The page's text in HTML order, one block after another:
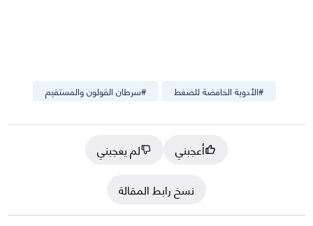
#سرطان القولون والمستقيم #الأدوية الخافضة للضغط
أعجبني
لم يعجبني
نسخ رابط المقالة